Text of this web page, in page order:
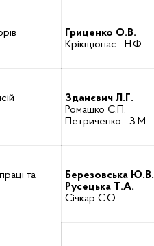
Гриценко О.В.
Крікщюнас Н.Ф.
Зданєвич Л.Г.
Ромашко Є.П.
Петриченко З.М.
та
Березовська Ю.В.
Русецька Т.А.
Січкар С.О.